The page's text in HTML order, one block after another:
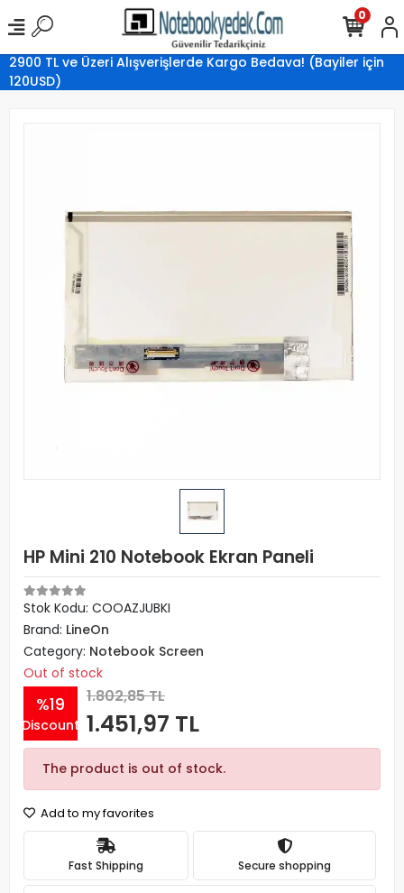
2900 TL ve Üzeri Alışverişlerde Kargo Bedava! (Bayiler için
120USD)
0
HP Mini 210 Notebook Ekran Paneli
Stok Kodu: COOAZJUBKI
Brand: LineOn
Category: Notebook Screen
Out of stock
%19
Discount
1.802,85 TL
1.451,97 TL
The product is out of stock.
Add to my favorites
Fast Shipping Secure shopping